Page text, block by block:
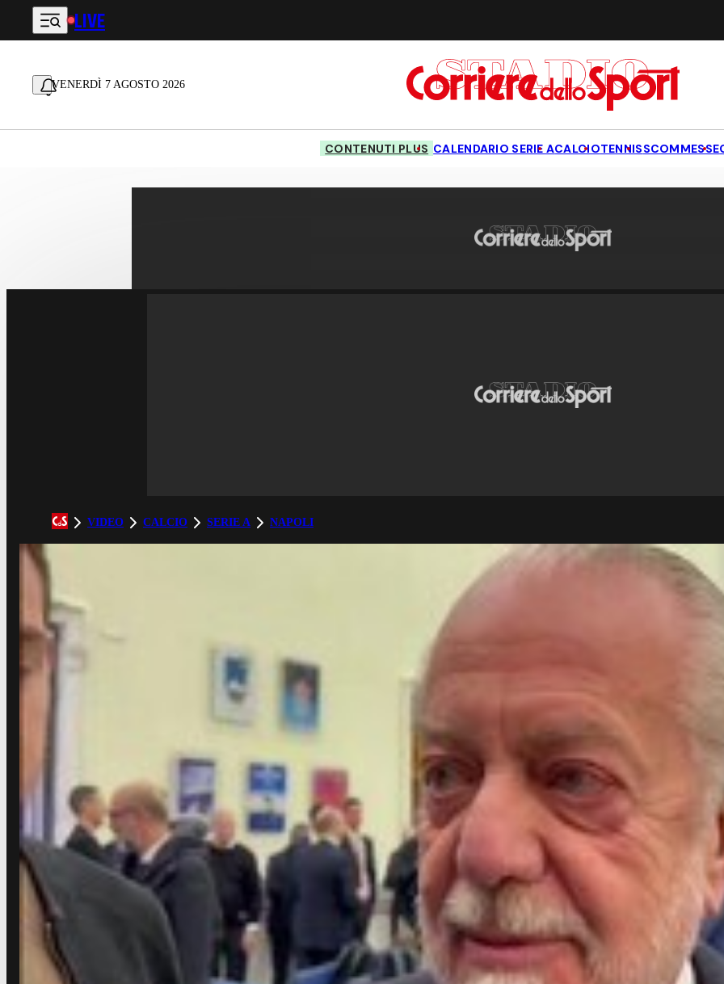
Vai al contenuto principale
LIVE
VENERDÌ 7 AGOSTO 2026
CONTENUTI PLUS CALENDARIO SERIE ACALCIOTENNISSCOMMESSE
VIDEO CALCIO SERIE A NAPOLI